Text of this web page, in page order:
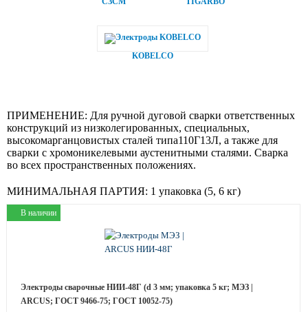
KOBELCO
ПРИМЕНЕНИЕ: Для ручной дуговой сварки ответственных
конструкций из низколегированных, специальных,
высокомарганцовистых сталей типа110Г13Л, а также для
сварки с хромоникелевыми аустенитными сталями. Сварка
во всех пространственных положениях.
МИНИМАЛЬНАЯ ПАРТИЯ: 1 упаковка (5, 6 кг)
В наличии
Электроды сварочные НИИ-48Г (d 3 мм; упаковка 5 кг; МЭЗ |
ARCUS; ГОСТ 9466-75; ГОСТ 10052-75)